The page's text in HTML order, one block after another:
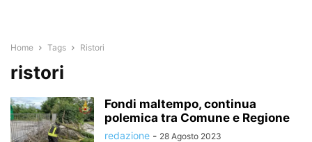
Home Tags Ristori
ristori
Fondi maltempo, continua
polemica tra Comune e Regione
redazione - 28 Agosto 2023